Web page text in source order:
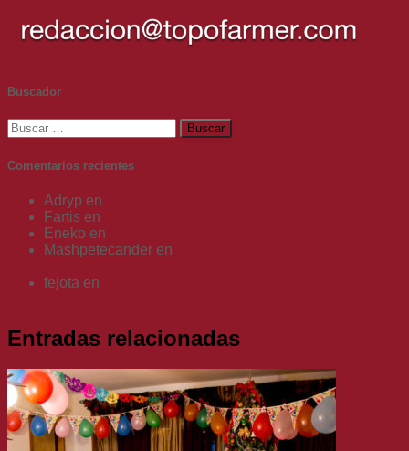
Buscador
Buscar:
Comentarios recientes
Adryp en
Fartis en
Eneko en
Mashpetecander en
fejota en
Entradas relacionadas